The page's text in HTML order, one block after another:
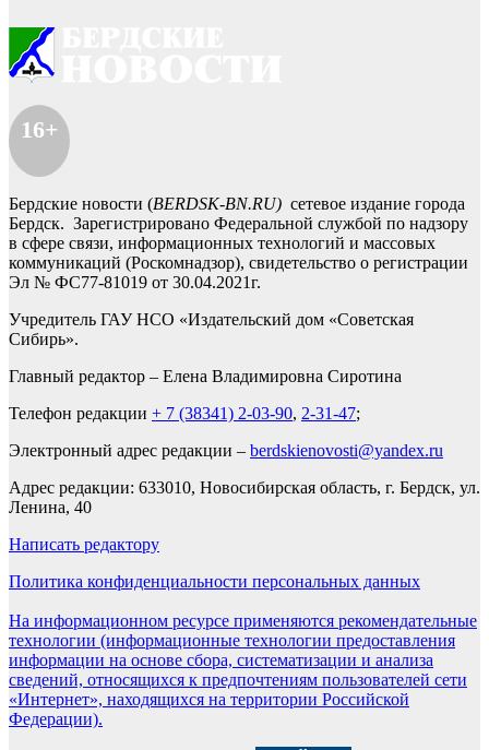
16+
Бердские новости (BERDSK-BN.RU) сетевое издание города
Бердск. Зарегистрировано Федеральной службой по надзору
в сфере связи, информационных технологий и массовых
коммуникаций (Роскомнадзор), свидетельство о регистрации
Эл № ФС77-81019 от 30.04.2021г.
Учредитель ГАУ НСО «Издательский дом «Советская
Сибирь».
Главный редактор – Елена Владимировна Сиротина
Телефон редакции + 7 (38341) 2-03-90, 2-31-47;
Электронный адрес редакции – berdskienovosti@yandex.ru
Адрес редакции: 633010, Новосибирская область, г. Бердск, ул.
Ленина, 40
Написать редактору
Политика конфиденциальности персональных данных
На информационном ресурсе применяются рекомендательные
технологии (информационные технологии предоставления
информации на основе сбора, систематизации и анализа
сведений, относящихся к предпочтениям пользователей сети
«Интернет», находящихся на территории Российской
Федерации).